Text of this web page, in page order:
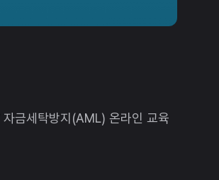
자금세탁방지(AML) 온라인 교육